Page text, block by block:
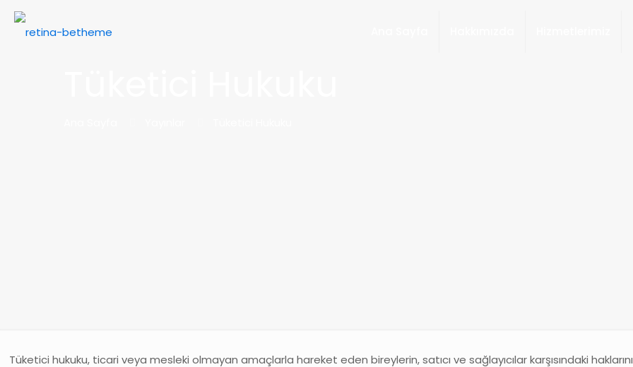
Tüketici hukuku, ticari veya mesleki olmayan amaçlarla hareket eden bireylerin, satıcı ve sağlayıcılar karşısındaki